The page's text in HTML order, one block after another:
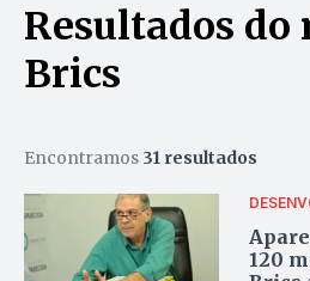
Resultados do
Brics
Encontramos 31 resultados
120